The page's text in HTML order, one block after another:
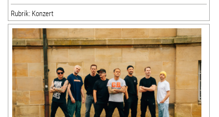
Rubrik: Konzert